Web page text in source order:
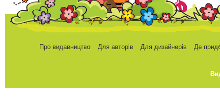
Про видавництво Для авторів Для дизайнерів Де